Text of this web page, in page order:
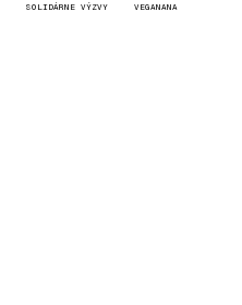
SOLIDÁRNE VÝZVY VEGANANA